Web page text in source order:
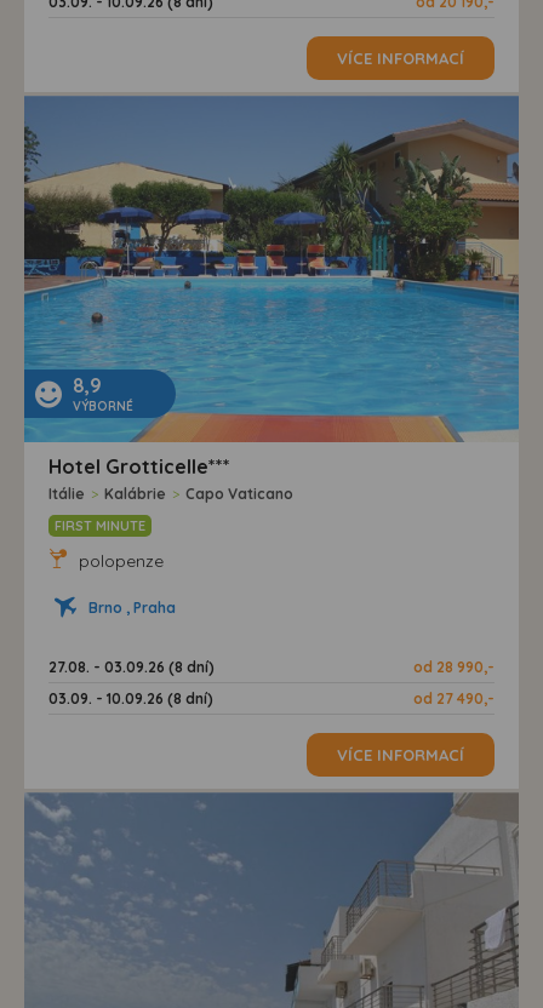
VÍCE INFORMACÍ
8,9
VÝBORNÉ
Hotel Grotticelle***
Itálie > Kalábrie > Capo Vaticano
FIRST MINUTE
polopenze
Brno , Praha
27.08. - 03.09.26 (8 dní)
od 28 990,-
03.09. - 10.09.26 (8 dní)
od 27 490,-
VÍCE INFORMACÍ